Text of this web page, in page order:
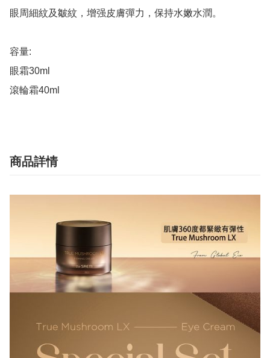
眼周細紋及皺紋，增强皮膚彈力，保持水嫩水潤。
容量:
眼霜30ml
滾輪霜40ml
商品詳情